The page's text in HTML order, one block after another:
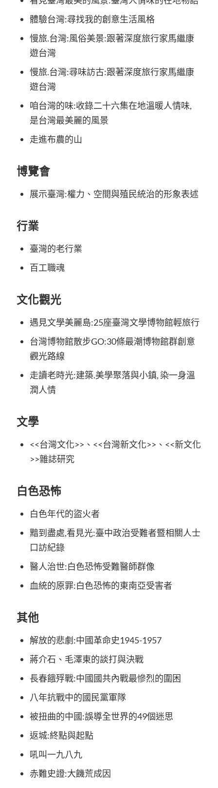
體驗台灣:尋找我的創意生活風格
慢旅.台灣:風俗美景:跟著深度旅行家馬繼康
遊台灣
慢旅.台灣:尋味訪古:跟著深度旅行家馬繼康
遊台灣
咱台灣的味:收錄二十六集在地溫暖人情味,
是台灣最美麗的風景
走進布農的山
博覽會
展示臺灣:權力、空間與殖民統治的形象表述
行業
臺灣的老行業
百工職魂
文化觀光
遇見文學美麗島:25座臺灣文學博物館輕旅行
台灣博物館散步GO:30條最潮博物館群創意
觀光路線
走讀老時光:建築.美學聚落與小鎮, 染一身溫
潤人情
文學
<<台灣文化>>、<<台灣新文化>>、<<新文化
>>雜誌研究
白色恐怖
白色年代的盜火者
黯到盡處,看見光:臺中政治受難者暨相關人士
口訪紀錄
醫人治世:白色恐怖受難醫師群像
血統的原罪:白色恐怖的東南亞受害者
其他
解放的悲劇:中國革命史1945-1957
蔣介石、毛澤東的談打與決戰
長春餓殍戰:中國國共內戰最慘烈的圍困
八年抗戰中的國民黨軍隊
被扭曲的中國:誤導全世界的49個迷思
返城:終點與起點
吼叫一九八九
赤難史證:大饑荒成因